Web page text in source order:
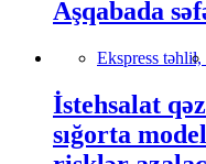
Aşqabada
Ekspress təhlil,
İstehsalat
sığorta